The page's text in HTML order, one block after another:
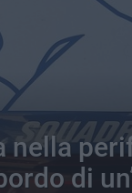
nella
di